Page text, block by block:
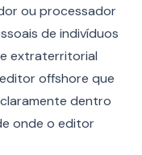
ou processador
de indivíduos
extraterritorial
offshore que
dentro
onde o editor